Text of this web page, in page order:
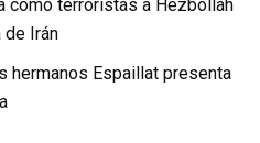
como terroristas a Hezbollah
de Irán
hermanos Espaillat presenta